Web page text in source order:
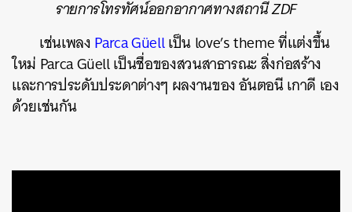
รายการโทรทัศน์ออกอากาศทางสถานี ZDF
เช่นเพลงParca Güellเป็น love’s theme ที่แต่งขึ้น
ใหม่ Parca Güell เป็นชื่อของสวนสาธารณะ สิ่งก่อสร้าง
และการประดับประดาต่างๆ ผลงานของ อันตอนี เกาดี เอง
ด้วยเช่นกัน